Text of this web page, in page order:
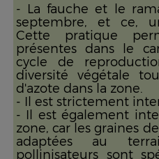
- La fauche et le
septembre, et ce,
Cette pratique
présentes dans le
cycle de
diversité végétale
d'azote dans la zone.
- Il est strictement
- Il est également
zone, car les graines
adaptées au
pollinisateurs sont